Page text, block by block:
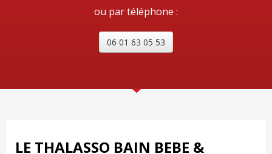
ou par téléphone :
06 01 63 05 53
LE THALASSO BAIN BEBE &